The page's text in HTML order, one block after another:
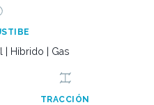
| Híbrido | Gas
TRACCIÓN